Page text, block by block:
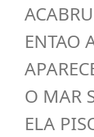
ENTAO
O MAR
ELA